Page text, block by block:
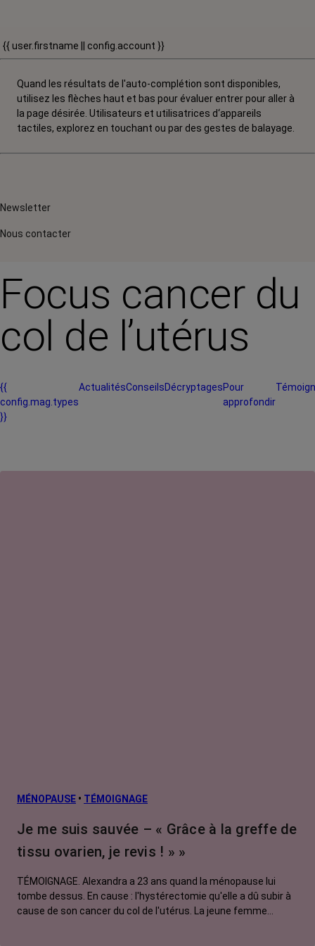
{{ user.firstname || config.account }}
Quand les résultats de l'auto-complétion sont disponibles,
utilisez les flèches haut et bas pour évaluer entrer pour aller à
la page désirée. Utilisateurs et utilisatrices d‘appareils
tactiles, explorez en touchant ou par des gestes de balayage.
Newsletter
Nous contacter
Focus cancer du
col de l’utérus
{{
config.mag.types
}}
ActualitésConseilsDécryptagesPour
approfondir
MÉNOPAUSE • TÉMOIGNAGE
Je me suis sauvée – « Grâce à la greffe de
tissu ovarien, je revis ! » »
TÉMOIGNAGE. Alexandra a 23 ans quand la ménopause lui
tombe dessus. En cause : l'hystérectomie qu'elle a dû subir à
cause de son cancer du col de l'utérus. La jeune femme